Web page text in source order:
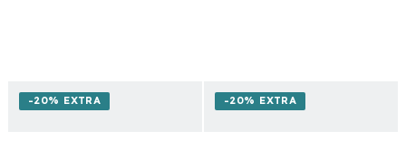
-20% EXTRA -20% EXTRA